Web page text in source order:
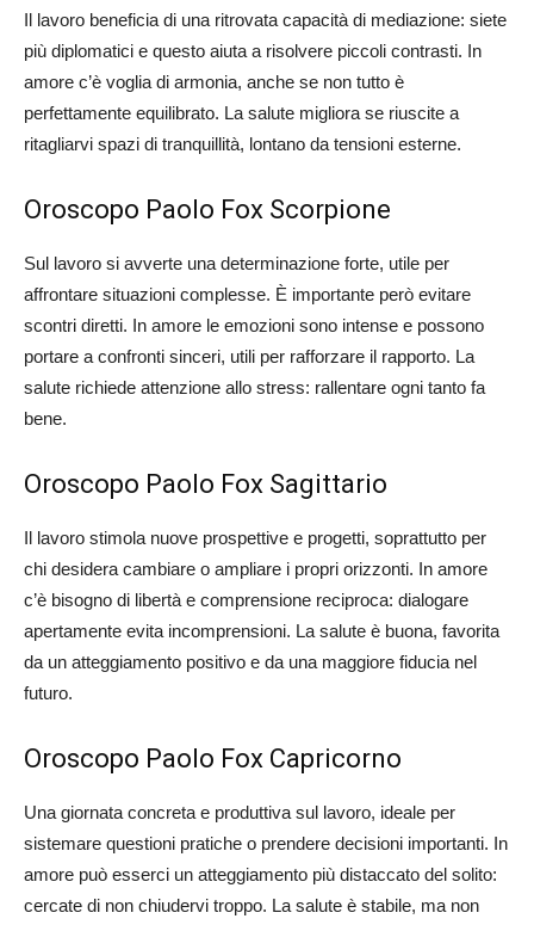
Il lavoro beneficia di una ritrovata capacità di mediazione: siete
più diplomatici e questo aiuta a risolvere piccoli contrasti. In
amore c’è voglia di armonia, anche se non tutto è
perfettamente equilibrato. La salute migliora se riuscite a
ritagliarvi spazi di tranquillità, lontano da tensioni esterne.
Oroscopo Paolo Fox Scorpione
Sul lavoro si avverte una determinazione forte, utile per
affrontare situazioni complesse. È importante però evitare
scontri diretti. In amore le emozioni sono intense e possono
portare a confronti sinceri, utili per rafforzare il rapporto. La
salute richiede attenzione allo stress: rallentare ogni tanto fa
bene.
Oroscopo Paolo Fox Sagittario
Il lavoro stimola nuove prospettive e progetti, soprattutto per
chi desidera cambiare o ampliare i propri orizzonti. In amore
c’è bisogno di libertà e comprensione reciproca: dialogare
apertamente evita incomprensioni. La salute è buona, favorita
da un atteggiamento positivo e da una maggiore fiducia nel
futuro.
Oroscopo Paolo Fox Capricorno
Una giornata concreta e produttiva sul lavoro, ideale per
sistemare questioni pratiche o prendere decisioni importanti. In
amore può esserci un atteggiamento più distaccato del solito:
cercate di non chiudervi troppo. La salute è stabile, ma non